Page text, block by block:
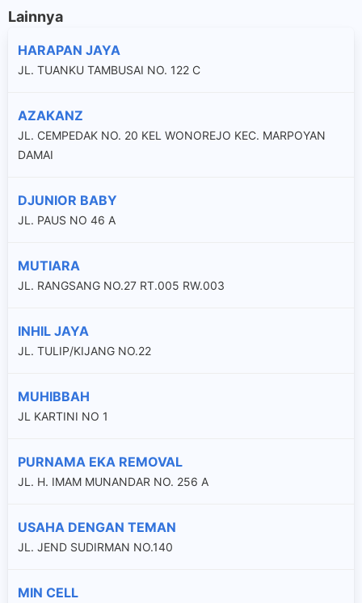
Lainnya
HARAPAN JAYA
JL. TUANKU TAMBUSAI NO. 122 C
AZAKANZ
JL. CEMPEDAK NO. 20 KEL WONOREJO KEC. MARPOYAN
DAMAI
DJUNIOR BABY
JL. PAUS NO 46 A
MUTIARA
JL. RANGSANG NO.27 RT.005 RW.003
INHIL JAYA
JL. TULIP/KIJANG NO.22
MUHIBBAH
JL KARTINI NO 1
PURNAMA EKA REMOVAL
JL. H. IMAM MUNANDAR NO. 256 A
USAHA DENGAN TEMAN
JL. JEND SUDIRMAN NO.140
MIN CELL